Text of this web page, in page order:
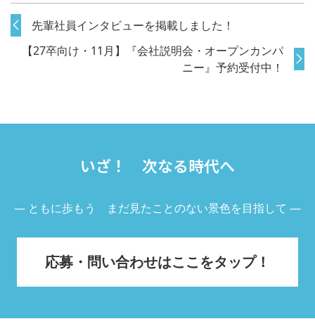
先輩社員インタビューを掲載しました！
【27卒向け・11月】『会社説明会・オープンカンパ
ニー』予約受付中！
いざ！ 次なる時代へ
― ともに歩もう まだ見たことのない景色を目指して ―
応募・問い合わせはここをタップ！